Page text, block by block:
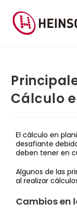
Cálculo
El cálculo en
desafiante
deben tener en
Algunos de las
al realizar
Cambios en